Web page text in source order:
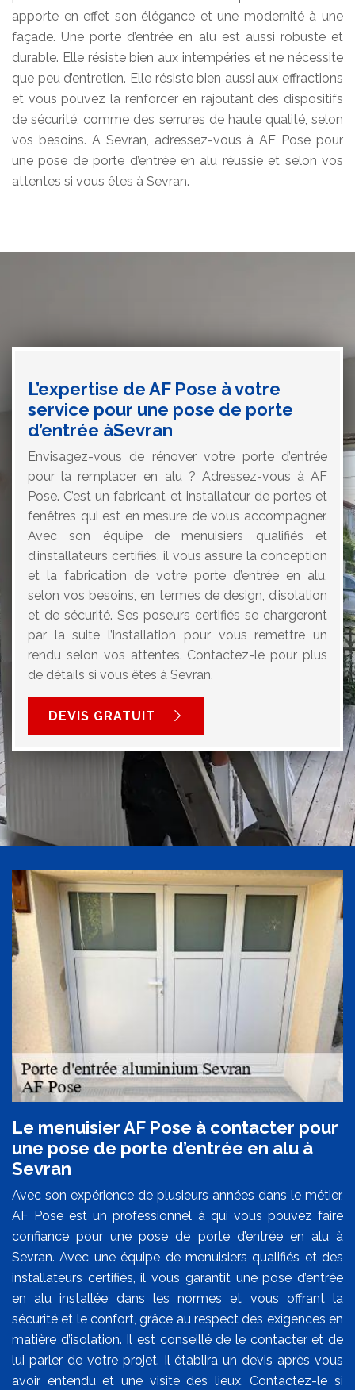
apporte en effet son élégance et une modernité à une
façade. Une porte d’entrée en alu est aussi robuste et
durable. Elle résiste bien aux intempéries et ne nécessite
que peu d’entretien. Elle résiste bien aussi aux effractions
et vous pouvez la renforcer en rajoutant des dispositifs
de sécurité, comme des serrures de haute qualité, selon
vos besoins. A Sevran, adressez-vous à AF Pose pour
une pose de porte d’entrée en alu réussie et selon vos
attentes si vous êtes à Sevran.
L’expertise de AF Pose à votre
service pour une pose de porte
d’entrée àSevran
Envisagez-vous de rénover votre porte d’entrée
pour la remplacer en alu ? Adressez-vous à AF
Pose. C’est un fabricant et installateur de portes et
fenêtres qui est en mesure de vous accompagner.
Avec son équipe de menuisiers qualifiés et
d’installateurs certifiés, il vous assure la conception
et la fabrication de votre porte d’entrée en alu,
selon vos besoins, en termes de design, d’isolation
et de sécurité. Ses poseurs certifiés se chargeront
par la suite l’installation pour vous remettre un
rendu selon vos attentes. Contactez-le pour plus
de détails si vous êtes à Sevran.
DEVIS GRATUIT
Le menuisier AF Pose à contacter pour
une pose de porte d’entrée en alu à
Sevran
Avec son expérience de plusieurs années dans le métier,
AF Pose est un professionnel à qui vous pouvez faire
confiance pour une pose de porte d’entrée en alu à
Sevran. Avec une équipe de menuisiers qualifiés et des
installateurs certifiés, il vous garantit une pose d’entrée
en alu installée dans les normes et vous offrant la
sécurité et le confort, grâce au respect des exigences en
matière d’isolation. Il est conseillé de le contacter et de
lui parler de votre projet. Il établira un devis après vous
avoir entendu et une visite des lieux. Contactez-le si